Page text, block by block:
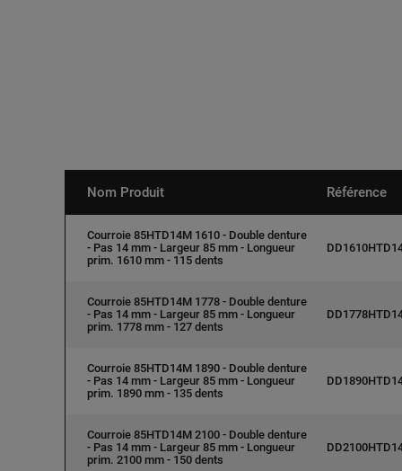
Nom Produit Référence
Courroie 85HTD14M 1610 - Double denture
- Pas 14 mm - Largeur 85 mm - Longueur
prim. 1610 mm - 115 dents
Courroie 85HTD14M 1778 - Double denture
- Pas 14 mm - Largeur 85 mm - Longueur
prim. 1778 mm - 127 dents
Courroie 85HTD14M 1890 - Double denture
- Pas 14 mm - Largeur 85 mm - Longueur
prim. 1890 mm - 135 dents
Courroie 85HTD14M 2100 - Double denture
- Pas 14 mm - Largeur 85 mm - Longueur
prim. 2100 mm - 150 dents